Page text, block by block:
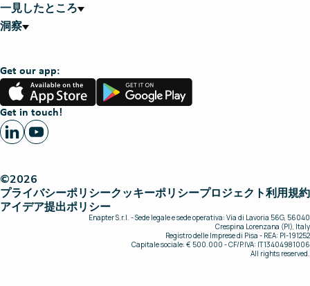
一見したところ
洞察
Get our app:
App
Store
Google
Play
Get in touch!
©2026
プライバシーポリシークッキーポリシープロジェクト利用規約
アイデア提出ポリシー
Enapter S.r.l. - Sede legale e sede operativa: Via di Lavoria 56G, 56040
Crespina Lorenzana (PI), Italy
Registro delle Imprese di Pisa - REA: PI-191252
Capitale sociale: € 500.000 - CF/P.IVA: IT13404981006
All rights reserved.